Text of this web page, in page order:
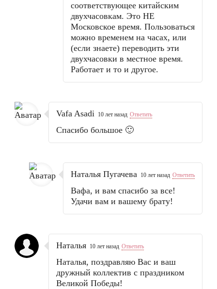
соответствующее китайским
двухчасовкам. Это НЕ
Московское время. Пользоваться
можно временем на часах, или
(если знаете) переводить эти
двухчасовки в местное время.
Работает и то и другое.
Vafa Asadi 10 лет назад Ответить
Спасибо большое 🙂
Наталья Пугачева 10 лет назад Ответить
Вафа, и вам спасибо за все!
Удачи вам и вашему брату!
Наталья 10 лет назад Ответить
Наталья, поздравляю Вас и ваш
дружный коллектив с праздником
Великой Победы!